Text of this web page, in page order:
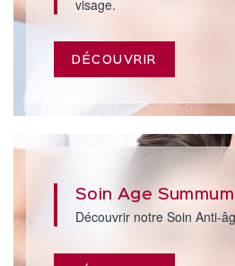
visage.
DÉCOUVRIR
Soin Age Summum
Découvrir notre Soin Anti-